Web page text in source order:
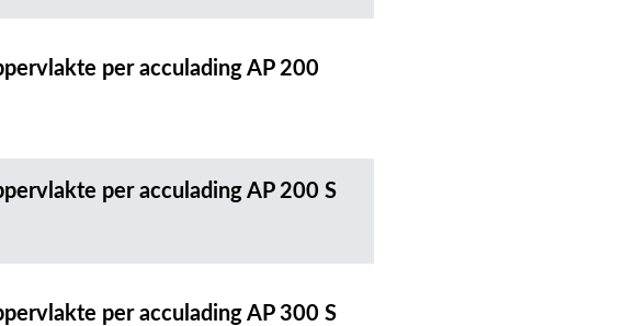
per acculading AP 200
per acculading AP 200 S
per acculading AP 300 S